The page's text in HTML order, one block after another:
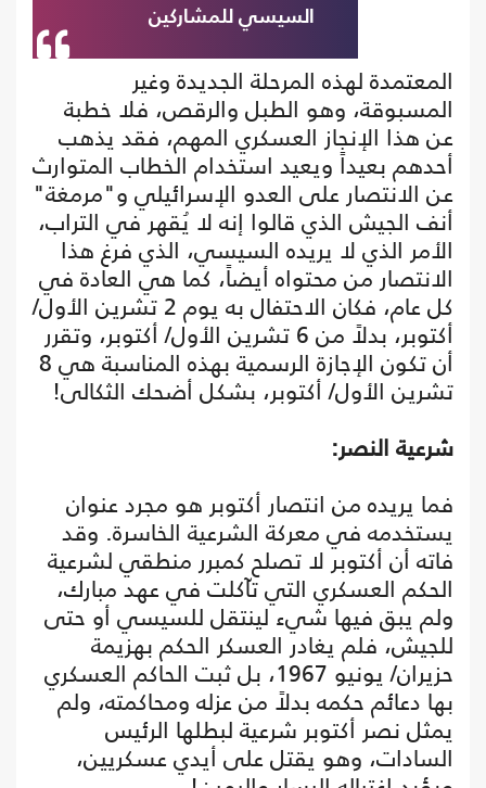
السيسي للمشاركين
المعتمدة لهذه المرحلة الجديدة وغير
المسبوقة، وهو الطبل والرقص، فلا خطبة
عن هذا الإنجاز العسكري المهم، فقد يذهب
أحدهم بعيداً ويعيد استخدام الخطاب المتوارث
عن الانتصار على العدو الإسرائيلي و"مرمغة"
أنف الجيش الذي قالوا إنه لا يُقهر في التراب،
الأمر الذي لا يريده السيسي، الذي فرغ هذا
الانتصار من محتواه أيضاً، كما هي العادة في
كل عام، فكان الاحتفال به يوم 2 تشرين الأول/
أكتوبر، بدلاً من 6 تشرين الأول/ أكتوبر، وتقرر
أن تكون الإجازة الرسمية بهذه المناسبة هي 8
تشرين الأول/ أكتوبر، بشكل أضحك الثكالى!
شرعية النصر:
فما يريده من انتصار أكتوبر هو مجرد عنوان
يستخدمه في معركة الشرعية الخاسرة. وقد
فاته أن أكتوبر لا تصلح كمبرر منطقي لشرعية
الحكم العسكري التي تآكلت في عهد مبارك،
ولم يبق فيها شيء لينتقل للسيسي أو حتى
للجيش، فلم يغادر العسكر الحكم بهزيمة
حزيران/ يونيو 1967، بل ثبت الحاكم العسكري
بها دعائم حكمه بدلاً من عزله ومحاكمته، ولم
يمثل نصر أكتوبر شرعية لبطلها الرئيس
السادات، وهو يقتل على أيدي عسكريين،